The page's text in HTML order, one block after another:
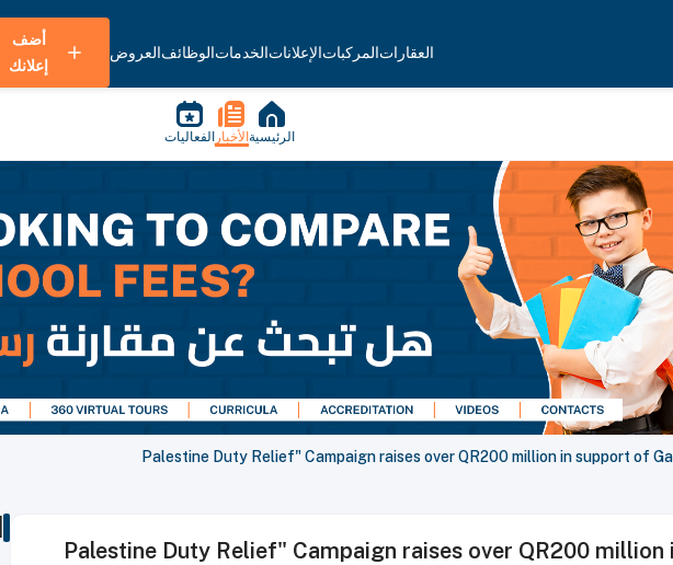
العقاراتالمركباتالإعلاناتالخدماتالوظائفالعروض
أضف
إعلانك
الرئيسية الأخبار الفعاليات
"Palestine Duty Relief" Campaign raises over QR200